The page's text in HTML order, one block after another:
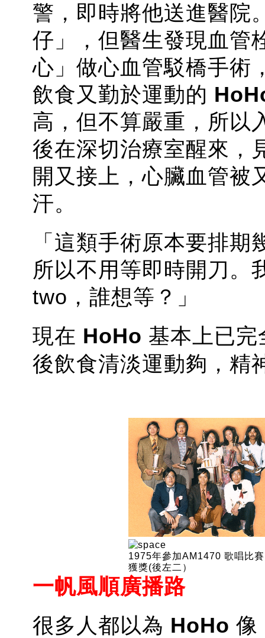
警，即時將他送進醫院
仔」，但醫生發現血管
心」做心血管駁橋手術
飲食又勤於運動的
高，但不算嚴重，所以
後在深切治療室醒來，
開又接上，心臟血管被
汗。
「這類手術原本要排
所以不用等即時開刀。
two，誰想等？」
現在 HoHo 基本上已
後飲食清淡運動夠，精
1975年參加AM1470 歌唱比賽
獲獎(後左二）
一帆風順廣播路
很多人都以為 HoHo 像